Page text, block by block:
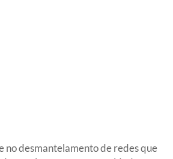
no desmantelamento de redes que